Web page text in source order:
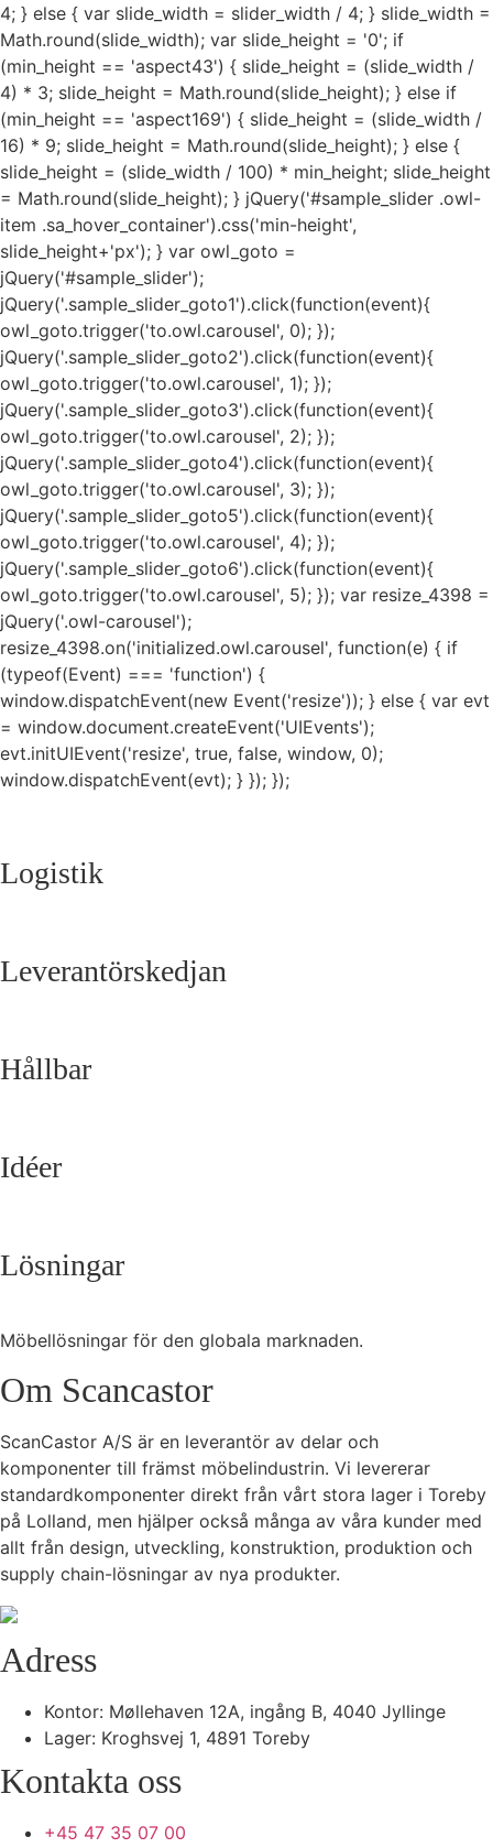
4; } else { var slide_width = slider_width / 4; } slide_width =
Math.round(slide_width); var slide_height = '0'; if
(min_height == 'aspect43') { slide_height = (slide_width /
4) * 3; slide_height = Math.round(slide_height); } else if
(min_height == 'aspect169') { slide_height = (slide_width /
16) * 9; slide_height = Math.round(slide_height); } else {
slide_height = (slide_width / 100) * min_height; slide_height
= Math.round(slide_height); } jQuery('#sample_slider .owl-
item .sa_hover_container').css('min-height',
slide_height+'px'); } var owl_goto =
jQuery('#sample_slider');
jQuery('.sample_slider_goto1').click(function(event){
owl_goto.trigger('to.owl.carousel', 0); });
jQuery('.sample_slider_goto2').click(function(event){
owl_goto.trigger('to.owl.carousel', 1); });
jQuery('.sample_slider_goto3').click(function(event){
owl_goto.trigger('to.owl.carousel', 2); });
jQuery('.sample_slider_goto4').click(function(event){
owl_goto.trigger('to.owl.carousel', 3); });
jQuery('.sample_slider_goto5').click(function(event){
owl_goto.trigger('to.owl.carousel', 4); });
jQuery('.sample_slider_goto6').click(function(event){
owl_goto.trigger('to.owl.carousel', 5); }); var resize_4398 =
jQuery('.owl-carousel');
resize_4398.on('initialized.owl.carousel', function(e) { if
(typeof(Event) === 'function') {
window.dispatchEvent(new Event('resize')); } else { var evt
= window.document.createEvent('UIEvents');
evt.initUIEvent('resize', true, false, window, 0);
window.dispatchEvent(evt); } }); });
Logistik
Leverantörskedjan
Hållbar
Idéer
Lösningar
Möbellösningar för den globala marknaden.
Om Scancastor
ScanCastor A/S är en leverantör av delar och
komponenter till främst möbelindustrin. Vi levererar
standardkomponenter direkt från vårt stora lager i Toreby
på Lolland, men hjälper också många av våra kunder med
allt från design, utveckling, konstruktion, produktion och
supply chain-lösningar av nya produkter.
Adress
Kontor: Møllehaven 12A, ingång B, 4040 Jyllinge
Lager: Kroghsvej 1, 4891 Toreby
Kontakta oss
+45 47 35 07 00